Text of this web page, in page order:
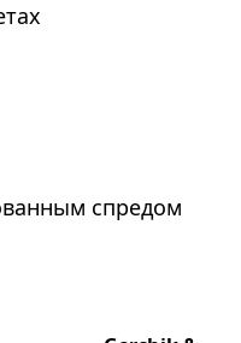
спредом